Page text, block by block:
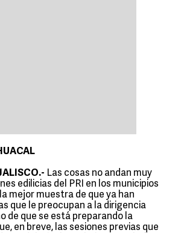
Las cosas no andan muy
edilicias del PRI en los municipios
mejor muestra de que ya han
que le preocupan a la dirigencia
de que se está preparando la
en breve, las sesiones previas que